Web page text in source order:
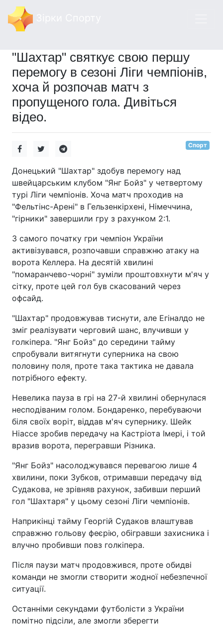
"Шахтар" святкує свою першу
перемогу в сезоні Ліги чемпіонів,
хоча й розпочав матч з
пропущеного гола. Дивіться
відео.
Спорт
Донецький "Шахтар" здобув перемогу над
швейцарським клубом "Янг Бойз" у четвертому
турі Ліги чемпіонів. Хоча матч проходив на
"Фельтінс-Арені" в Гельзенкірхені, Німеччина,
"гірники" завершили гру з рахунком 2:1.
З самого початку гри чемпіон України
активізувався, розпочавши справжню атаку на
ворота Келлера. На десятій хвилині
"помаранчево-чорні" зуміли проштовхнути м'яч у
сітку, проте цей гол був скасований через
офсайд.
"Шахтар" продовжував тиснути, але Егіналдо не
зміг реалізувати черговий шанс, влучивши у
голкіпера. "Янг Бойз" до середини тайму
спробували витягнути суперника на свою
половину поля, проте така тактика не давала
потрібного ефекту.
Невелика пауза в грі на 27-й хвилині обернулася
несподіваним голом. Бондаренко, перебуваючи
біля своїх воріт, віддав м'яч супернику. Шейк
Ніассе зробив передачу на Кастріота Імері, і той
вразив ворота, перегравши Різника.
"Янг Бойз" насолоджувався перевагою лише 4
хвилини, поки Зубков, отримавши передачу від
Судакова, не зрівняв рахунок, забивши перший
гол "Шахтаря" у цьому сезоні Ліги чемпіонів.
Наприкінці тайму Георгій Судаков влаштував
справжню гольову феєрію, обігравши захисника і
влучно пробивши повз голкіпера.
Після паузи матч продовжився, проте обидві
команди не змогли створити жодної небезпечної
ситуації.
Останніми секундами футболісти з України
помітно підсіли, але змогли зберегти